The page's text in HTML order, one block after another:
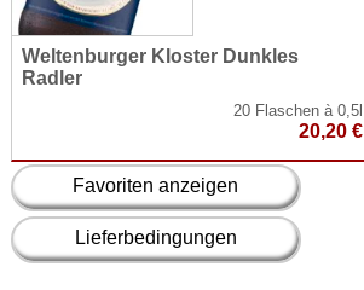
Weltenburger Kloster Dunkles
Radler
20 Flaschen à 0,5l
20,20 €
Favoriten anzeigen
Lieferbedingungen